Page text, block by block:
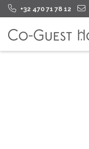
+32 470 71 78 12